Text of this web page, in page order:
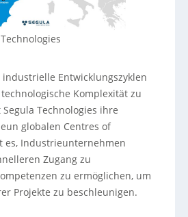
Entwicklungszyklen
Komplexität zu
Technologies ihre
globalen Centres of
es, Industrieunternehmen
Zugang zu
zu ermöglichen, um
Projekte zu beschleunigen.